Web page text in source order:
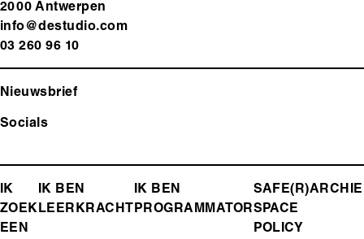
2000 Antwerpen
info@destudio.com
03 260 96 10
Nieuwsbrief
Socials
FOOTER-
MENU
IK
ZOEK
EEN
IK BEN
LEERKRACHT
IK BEN
PROGRAMMATOR
SAFE(R)
SPACE
POLICY